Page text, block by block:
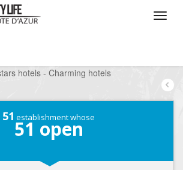
hotels - Charming hotels
51 establishment whose
51 open